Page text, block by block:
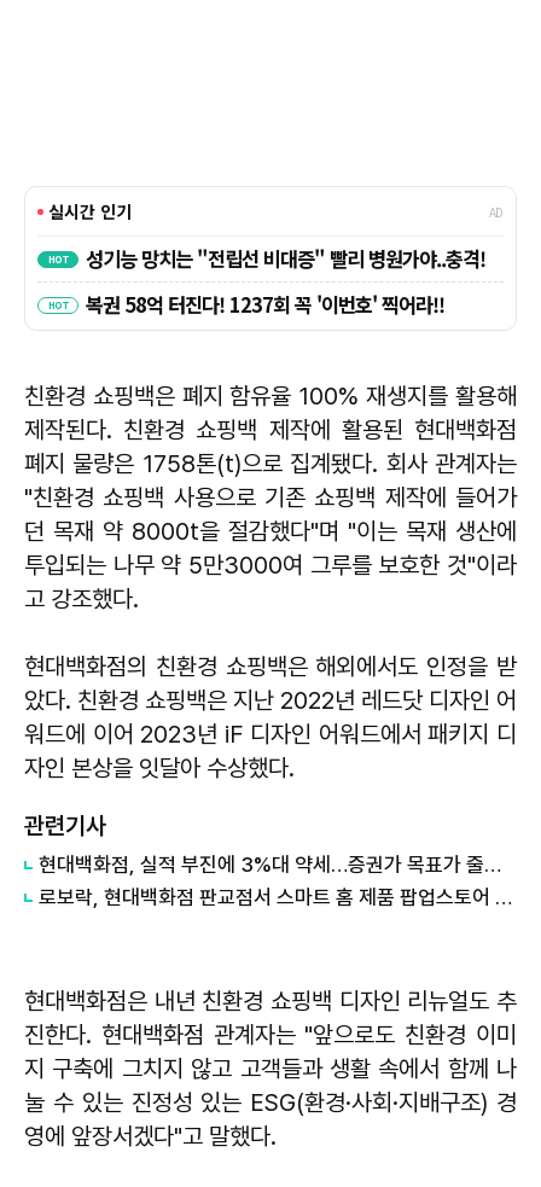
친환경 쇼핑백은 폐지 함유율 100% 재생지를 활용해
제작된다. 친환경 쇼핑백 제작에 활용된 현대백화점
폐지 물량은 1758톤(t)으로 집계됐다. 회사 관계자는
"친환경 쇼핑백 사용으로 기존 쇼핑백 제작에 들어가
던 목재 약 8000t을 절감했다"며 "이는 목재 생산에
투입되는 나무 약 5만3000여 그루를 보호한 것"이라
고 강조했다.
현대백화점의 친환경 쇼핑백은 해외에서도 인정을 받
았다. 친환경 쇼핑백은 지난 2022년 레드닷 디자인 어
워드에 이어 2023년 iF 디자인 어워드에서 패키지 디
자인 본상을 잇달아 수상했다.
관련기사
현대백화점, 실적 부진에 3%대 약세…증권가 목표가 줄하향
로보락, 현대백화점 판교점서 스마트 홈 제품 팝업스토어 운영
현대백화점은 내년 친환경 쇼핑백 디자인 리뉴얼도 추
진한다. 현대백화점 관계자는 "앞으로도 친환경 이미
지 구축에 그치지 않고 고객들과 생활 속에서 함께 나
눌 수 있는 진정성 있는 ESG(환경·사회·지배구조) 경
영에 앞장서겠다"고 말했다.